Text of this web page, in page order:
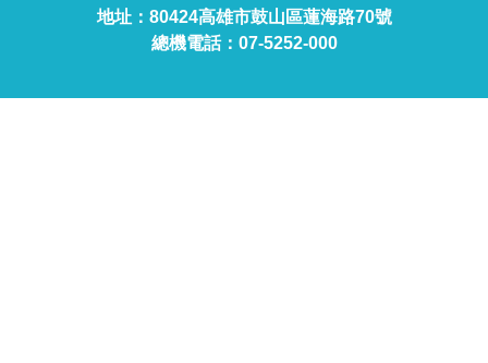
地址：80424高雄市鼓山區蓮海路70號
總機電話：07-5252-000